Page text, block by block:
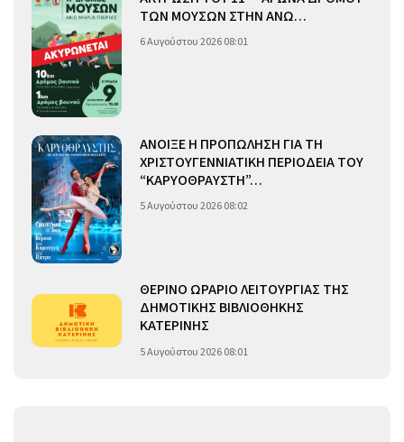
ΤΩΝ ΜΟΥΣΩΝ ΣΤΗΝ ΑΝΩ…
6 Αυγούστου 2026 08:01
ΑΝΟΙΞΕ Η ΠΡΟΠΩΛΗΣΗ ΓΙΑ ΤΗ
ΧΡΙΣΤΟΥΓΕΝΝΙΑΤΙΚΗ ΠΕΡΙΟΔΕΙΑ ΤΟΥ
“ΚΑΡΥΟΘΡΑΥΣΤΗ”…
5 Αυγούστου 2026 08:02
ΘΕΡΙΝΟ ΩΡΑΡΙΟ ΛΕΙΤΟΥΡΓΙΑΣ ΤΗΣ
ΔΗΜΟΤΙΚΗΣ ΒΙΒΛΙΟΘΗΚΗΣ
ΚΑΤΕΡΙΝΗΣ
5 Αυγούστου 2026 08:01